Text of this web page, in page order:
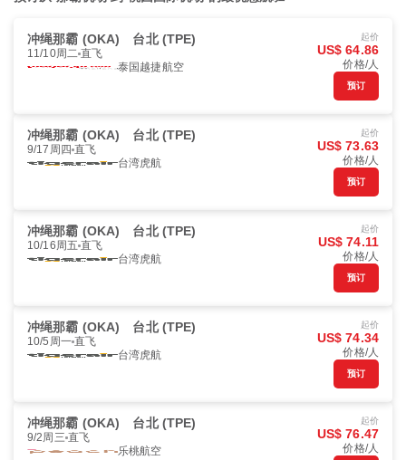
冲绳那霸 (OKA) 台北 (TPE)
11/10周二 直飞
泰国越捷航空
起价
US$ 64.86
价格/人
预订
冲绳那霸 (OKA) 台北 (TPE)
9/17周四 直飞
台湾虎航
起价
US$ 73.63
价格/人
预订
冲绳那霸 (OKA) 台北 (TPE)
10/16周五 直飞
台湾虎航
起价
US$ 74.11
价格/人
预订
冲绳那霸 (OKA) 台北 (TPE)
10/5周一 直飞
台湾虎航
起价
US$ 74.34
价格/人
预订
冲绳那霸 (OKA) 台北 (TPE)
9/2周三 直飞
乐桃航空
起价
US$ 76.47
价格/人